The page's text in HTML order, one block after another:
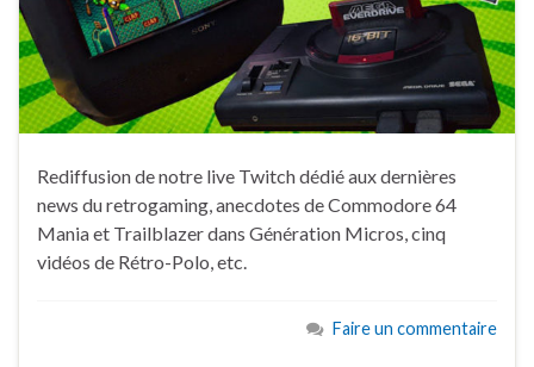
Rediffusion de notre live Twitch dédié aux dernières
news du retrogaming, anecdotes de Commodore 64
Mania et Trailblazer dans Génération Micros, cinq
vidéos de Rétro-Polo, etc.
Faire un commentaire